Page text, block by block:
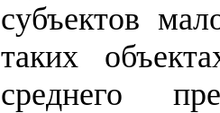
субъектов
таких
среднего